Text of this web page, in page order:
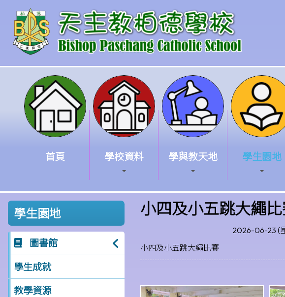
首頁 學校資料 學與教天地 學生園地
學生園地
圖書館
學生成就
教學資源
小四及小五跳大繩
2026-06-23 (
小四及小五跳大繩比賽